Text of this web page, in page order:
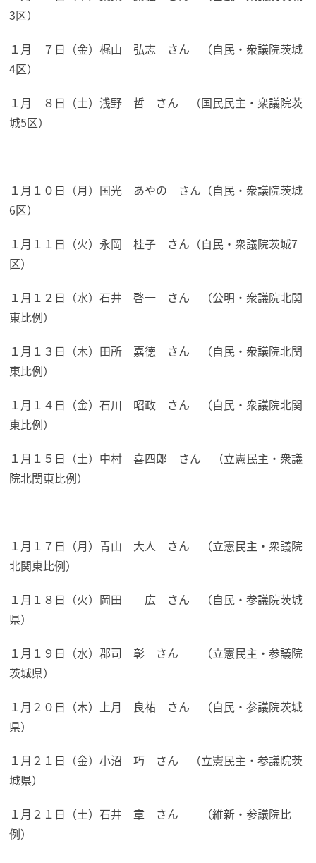
3区）
１月 ７日（金）梶山 弘志 さん （自民・衆議院茨城
4区）
１月 ８日（土）浅野 哲 さん （国民民主・衆議院茨
城5区）
１月１０日（月）国光 あやの さん（自民・衆議院茨城
6区）
１月１１日（火）永岡 桂子 さん（自民・衆議院茨城7
区）
１月１２日（水）石井 啓一 さん （公明・衆議院北関
東比例）
１月１３日（木）田所 嘉徳 さん （自民・衆議院北関
東比例）
１月１４日（金）石川 昭政 さん （自民・衆議院北関
東比例）
１月１５日（土）中村 喜四郎 さん （立憲民主・衆議
院北関東比例）
１月１７日（月）青山 大人 さん （立憲民主・衆議院
北関東比例）
１月１８日（火）岡田 広 さん （自民・参議院茨城
県）
１月１９日（水）郡司 彰 さん （立憲民主・参議院
茨城県）
１月２０日（木）上月 良祐 さん （自民・参議院茨城
県）
１月２１日（金）小沼 巧 さん （立憲民主・参議院茨
城県）
１月２１日（土）石井 章 さん （維新・参議院比
例）